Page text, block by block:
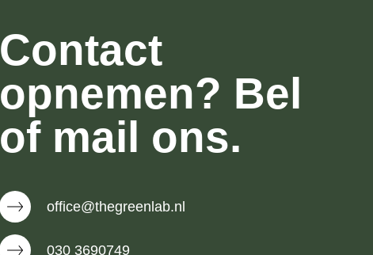
Contact
opnemen? Bel
of mail ons.
office@thegreenlab.nl
030 3690749